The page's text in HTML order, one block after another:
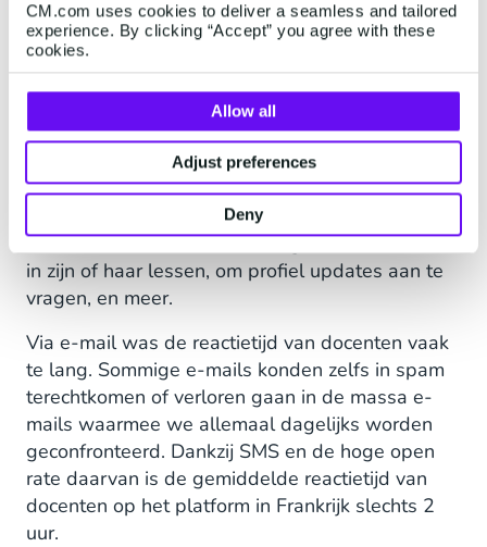
CM.com uses cookies to deliver a seamless and tailored
experience. By clicking “Accept” you agree with these
cookies.
Allow all
Adjust preferences
Deny
Doel: De gemiddelde reactietijd
verkorten
wereldwijde bereiken 98% open rate,
was SMS een voor de hand liggende keuze voor
Superprof om informatie te communiceren aan
docenten en studenten. SMS kan bijvoorbeeld
gebruikt worden om een docent te informeren
wanneer een nieuwe student geïnteresseerd is
in zijn of haar lessen, om profiel updates aan te
vragen, en meer.
Via e-mail was de reactietijd van docenten vaak
te lang. Sommige e-mails konden zelfs in spam
terechtkomen of verloren gaan in de massa e-
mails waarmee we allemaal dagelijks worden
geconfronteerd. Dankzij SMS en de hoge open
rate daarvan is de gemiddelde reactietijd van
docenten op het platform in Frankrijk slechts 2
uur.